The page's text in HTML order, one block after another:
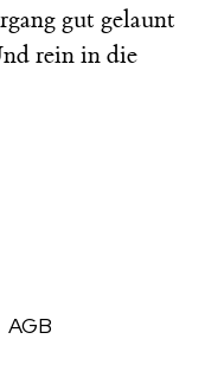
gut gelaunt
rein in die
AGB